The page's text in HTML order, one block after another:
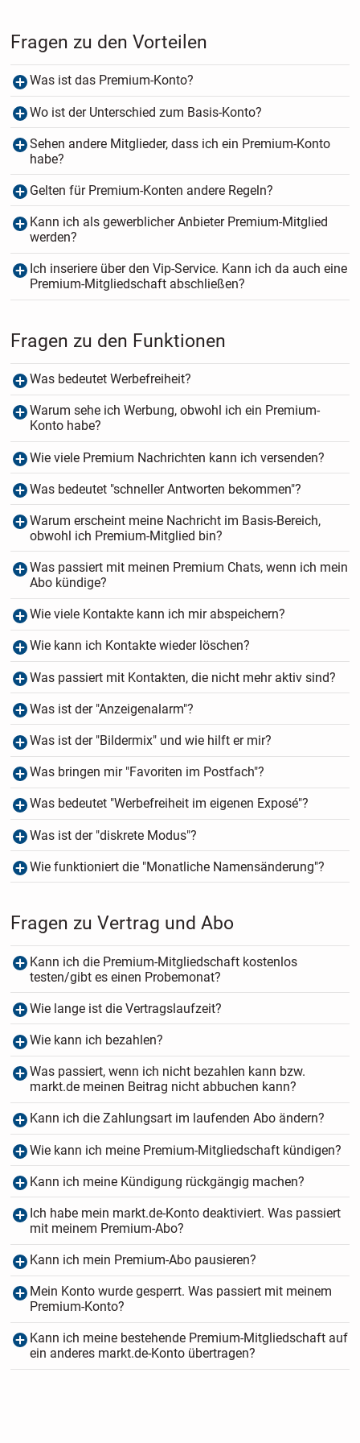
Fragen zu den Vorteilen
Was ist das Premium-Konto?
Wo ist der Unterschied zum Basis-Konto?
Sehen andere Mitglieder, dass ich ein Premium-Konto
habe?
Gelten für Premium-Konten andere Regeln?
Kann ich als gewerblicher Anbieter Premium-Mitglied
werden?
Ich inseriere über den Vip-Service. Kann ich da auch eine
Premium-Mitgliedschaft abschließen?
Fragen zu den Funktionen
Was bedeutet Werbefreiheit?
Warum sehe ich Werbung, obwohl ich ein Premium-
Konto habe?
Wie viele Premium Nachrichten kann ich versenden?
Was bedeutet "schneller Antworten bekommen"?
Warum erscheint meine Nachricht im Basis-Bereich,
obwohl ich Premium-Mitglied bin?
Was passiert mit meinen Premium Chats, wenn ich mein
Abo kündige?
Wie viele Kontakte kann ich mir abspeichern?
Wie kann ich Kontakte wieder löschen?
Was passiert mit Kontakten, die nicht mehr aktiv sind?
Was ist der "Anzeigenalarm"?
Was ist der "Bildermix" und wie hilft er mir?
Was bringen mir "Favoriten im Postfach"?
Was bedeutet "Werbefreiheit im eigenen Exposé"?
Was ist der "diskrete Modus"?
Wie funktioniert die "Monatliche Namensänderung"?
Fragen zu Vertrag und Abo
Kann ich die Premium-Mitgliedschaft kostenlos
testen/gibt es einen Probemonat?
Wie lange ist die Vertragslaufzeit?
Wie kann ich bezahlen?
Was passiert, wenn ich nicht bezahlen kann bzw.
markt.de meinen Beitrag nicht abbuchen kann?
Kann ich die Zahlungsart im laufenden Abo ändern?
Wie kann ich meine Premium-Mitgliedschaft kündigen?
Kann ich meine Kündigung rückgängig machen?
Ich habe mein markt.de-Konto deaktiviert. Was passiert
mit meinem Premium-Abo?
Kann ich mein Premium-Abo pausieren?
Mein Konto wurde gesperrt. Was passiert mit meinem
Premium-Konto?
Kann ich meine bestehende Premium-Mitgliedschaft auf
ein anderes markt.de-Konto übertragen?